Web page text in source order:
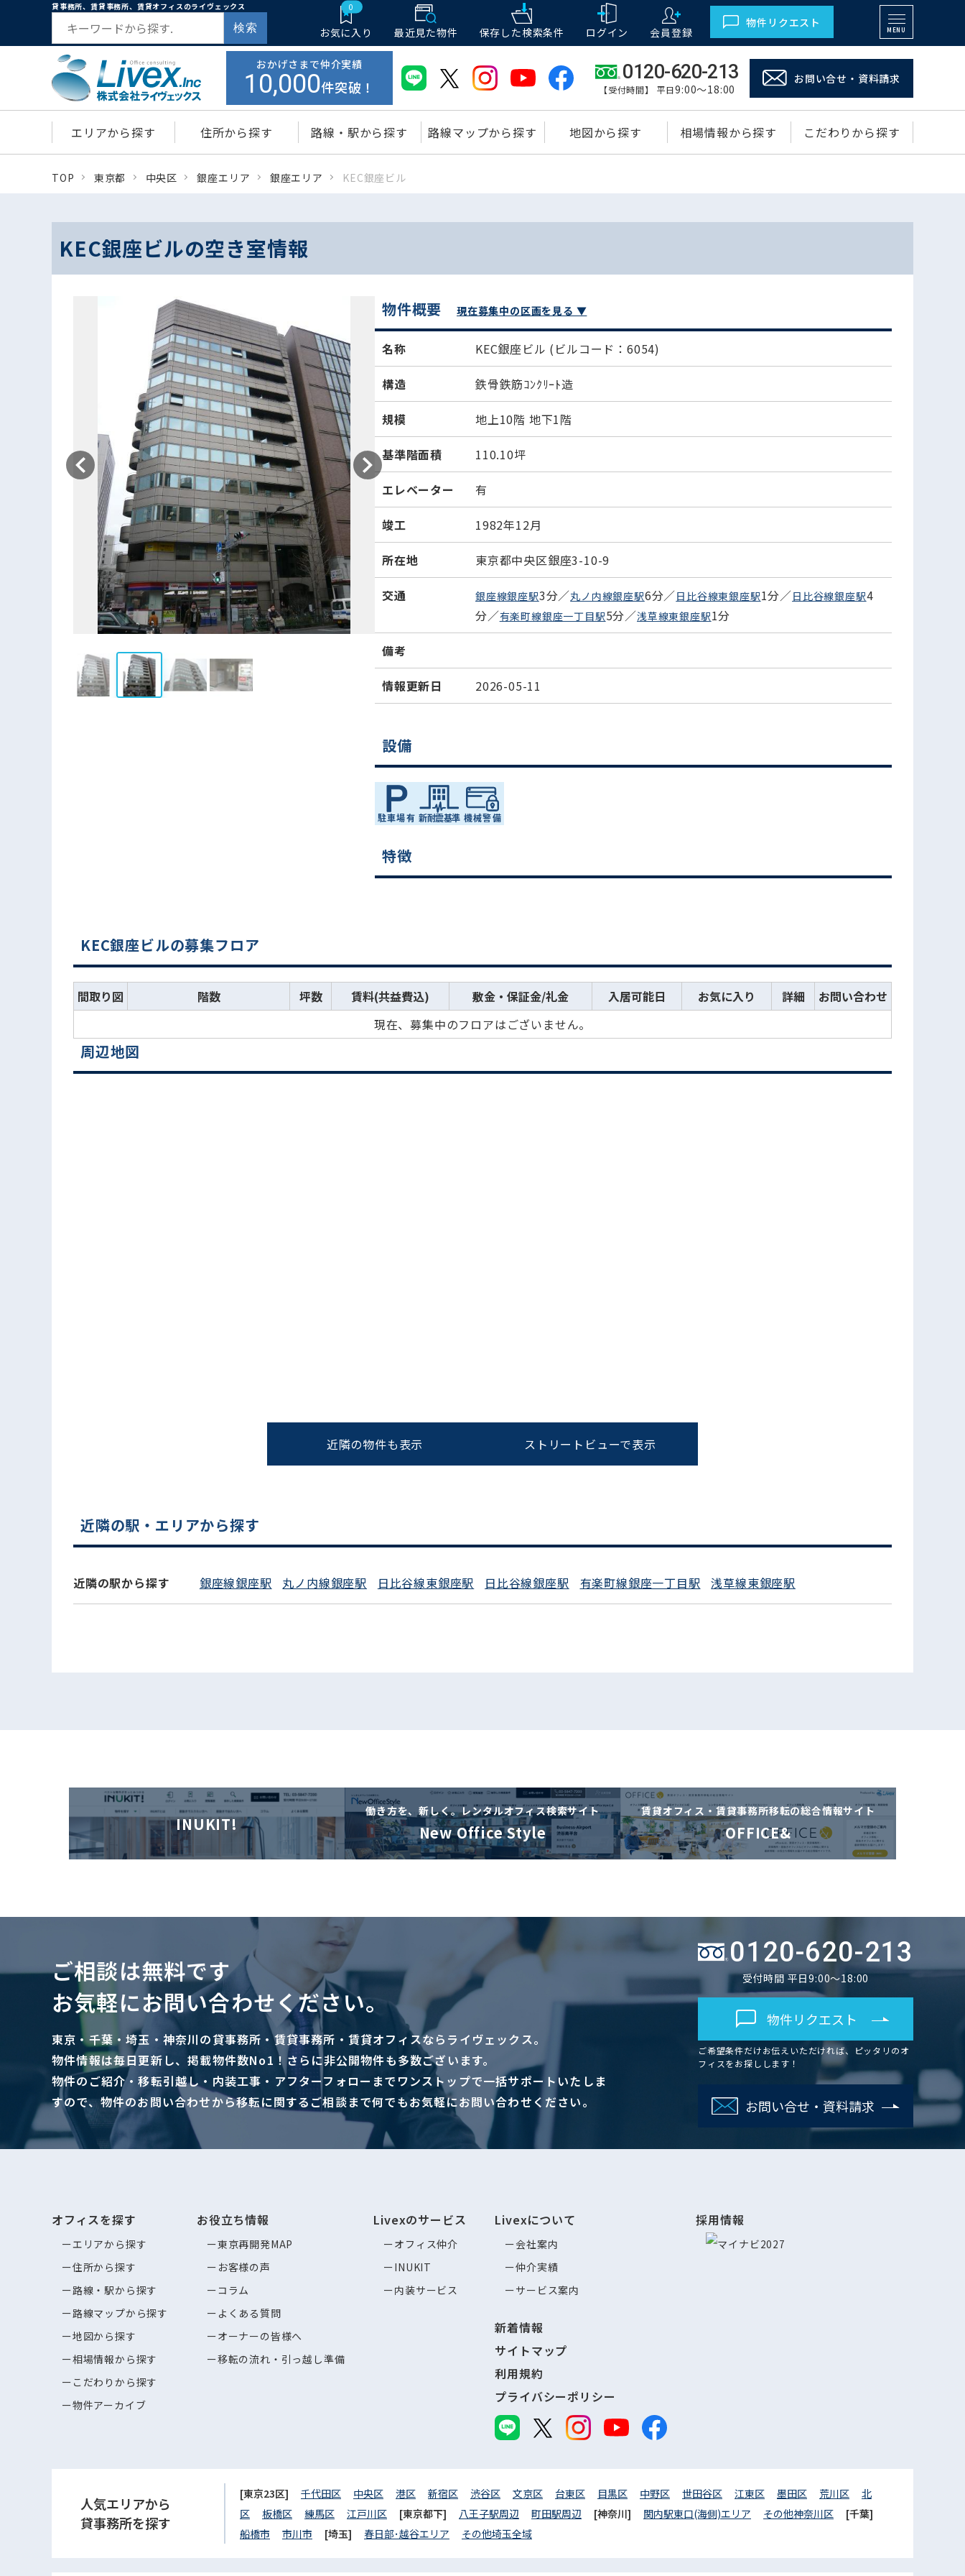
貸事務所、賃貸事務所、賃貸オフィスのライヴェックス
検索
0
お気に入り 最近見た物件 保存した検索条件 ログイン 会員登録
物件リクエスト
MENU
おかげさまで仲介実績
10,000件突破！
0120-620-213
【受付時間】 平日9:00～18:00
お問い合せ・資料請求
エリアから探す 住所から探す 路線・駅から探す 路線マップから探す 地図から探す 相場情報から探す こだわりから探す
TOP 東京都 中央区 銀座エリア 銀座エリア KEC銀座ビル
KEC銀座ビルの空き室情報
物件概要 現在募集中の区画を見る ▼
名称 KEC銀座ビル (ビルコード：6054)
構造 鉄骨鉄筋ｺﾝｸﾘｰﾄ造
規模 地上10階 地下1階
基準階面積 110.10坪
エレベーター 有
竣工 1982年12月
所在地 東京都中央区銀座3-10-9
交通 銀座線銀座駅3分／丸ノ内線銀座駅6分／日比谷線東銀座駅1分／日比谷線銀座駅4
分／有楽町線銀座一丁目駅5分／浅草線東銀座駅1分
備考
情報更新日 2026-05-11
設備
特徴
KEC銀座ビルの募集フロア
間取り図 階数 坪数 賃料(共益費込) 敷金・保証金/礼金 入居可能日 お気に入り 詳細
お問い合わせ
現在、募集中のフロアはございません。
周辺地図
近隣の物件も表示 ストリートビューで表示
近隣の駅・エリアから探す
近隣の駅から探す 銀座線銀座駅 丸ノ内線銀座駅 日比谷線東銀座駅 日比谷線銀座駅 有楽町線銀座一丁目駅 浅草線東銀座駅
INUKIT!
働き方を、新しく。レンタルオフィス検索サイト
New Office Style
賃貸オフィス・賃貸事務所移転の総合情報サイト
OFFICE&
ご相談は無料です
お気軽にお問い合わせください。
東京・千葉・埼玉・神奈川の貸事務所・賃貸事務所・賃貸オフィスならライヴェックス。
物件情報は毎日更新し、掲載物件数No1！さらに非公開物件も多数ございます。
物件のご紹介・移転引越し・内装工事・アフターフォローまでワンストップで一括サポートいたしま
すので、物件のお問い合わせから移転に関するご相談まで何でもお気軽にお問い合わせください。
0120-620-213
受付時間 平日9:00～18:00
物件リクエスト
ご希望条件だけお伝えいただければ、ピッタリのオ
フィスをお探しします！
お問い合せ・資料請求
オフィスを探す
エリアから探す
住所から探す
路線・駅から探す
路線マップから探す
地図から探す
相場情報から探す
こだわりから探す
物件アーカイブ
お役立ち情報
東京再開発MAP
お客様の声
コラム
よくある質問
オーナーの皆様へ
移転の流れ・引っ越し準備
Livexのサービス
オフィス仲介
INUKIT
内装サービス
Livexについて
会社案内
仲介実績
サービス案内
新着情報
サイトマップ
利用規約
プライバシーポリシー
採用情報
人気エリアから
貸事務所を探す
[東京23区] 千代田区 中央区 港区 新宿区 渋谷区 文京区 台東区 目黒区 中野区 世田谷区 江東区 墨田区 荒川区
北
区
板橋区 練馬区 江戸川区 [東京都下] 八王子駅周辺 町田駅周辺 [神奈川] 関内駅東口(海側)エリア その他神奈川区
[千葉]
船橋市
市川市 [埼玉] 春日部･越谷エリア その他埼玉全域